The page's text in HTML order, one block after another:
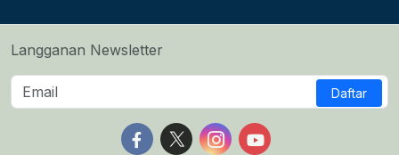
Langganan Newsletter
Daftar
Follow us on Facebook
Follow us on X
Follow us on Instagram
Follow us on